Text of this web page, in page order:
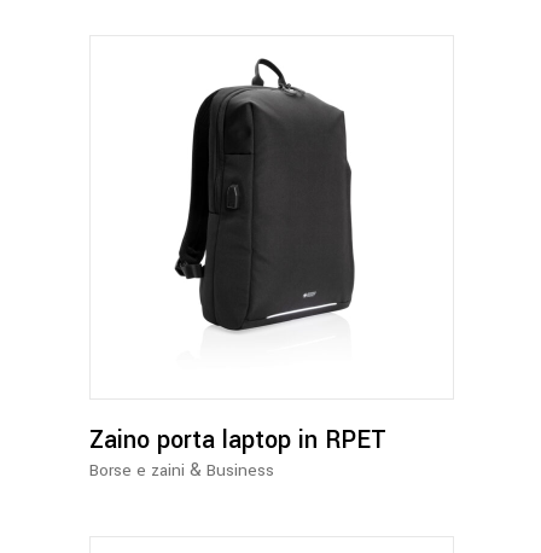
Zaino porta laptop in RPET
Borse e zaini & Business